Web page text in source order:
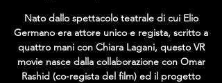
Nato dallo spettacolo teatrale di cui Elio
Germano era attore unico e regista, scritto a
quattro mani con Chiara Lagani, questo VR
movie nasce dalla collaborazione con Omar
Rashid (co-regista del film) ed il progetto